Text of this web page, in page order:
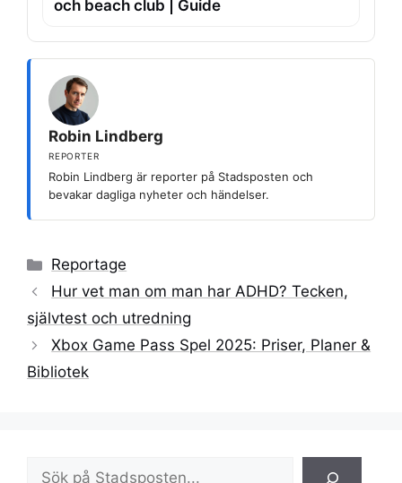
och beach club | Guide
Robin Lindberg
REPORTER
Robin Lindberg är reporter på Stadsposten och
bevakar dagliga nyheter och händelser.
Kategorier
Reportage
Hur vet man om man har ADHD? Tecken,
självtest och utredning
Xbox Game Pass Spel 2025: Priser, Planer &
Bibliotek
Sök